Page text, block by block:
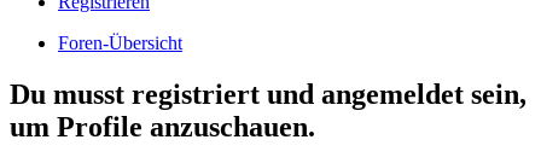
Foren-Übersicht
Du musst registriert und angemeldet sein,
um Profile anzuschauen.